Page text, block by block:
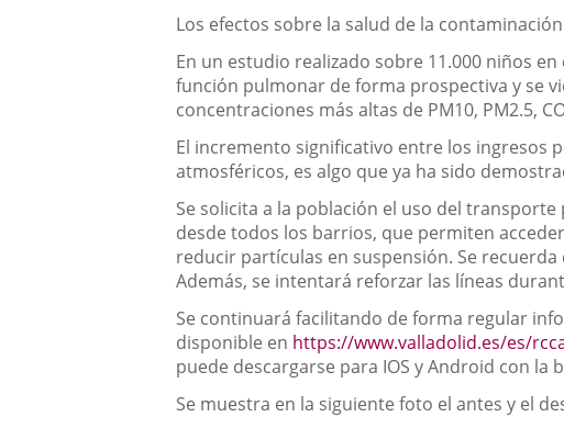
Los efectos sobre la salud de la
En un estudio realizado sobre 11.000 niños
función pulmonar de forma prospectiva y se
concentraciones más altas de PM10, PM2.5,
El incremento significativo entre los ingresos
atmosféricos, es algo que ya ha sido
Se solicita a la población el uso del
desde todos los barrios, que permiten
reducir partículas en suspensión. Se
Además, se intentará reforzar las líneas
Se continuará facilitando de forma regular
disponible en https://www.valladolid.es/es/
puede descargarse para IOS y Android con la
Se muestra en la siguiente foto el antes y el